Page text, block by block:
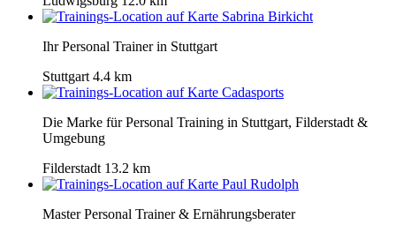
Sabrina Birkicht
Ihr Personal Trainer in Stuttgart
Stuttgart 4.4 km
Cadasports
Die Marke für Personal Training in Stuttgart, Filderstadt &
Umgebung
Filderstadt 13.2 km
Paul Rudolph
Master Personal Trainer & Ernährungsberater